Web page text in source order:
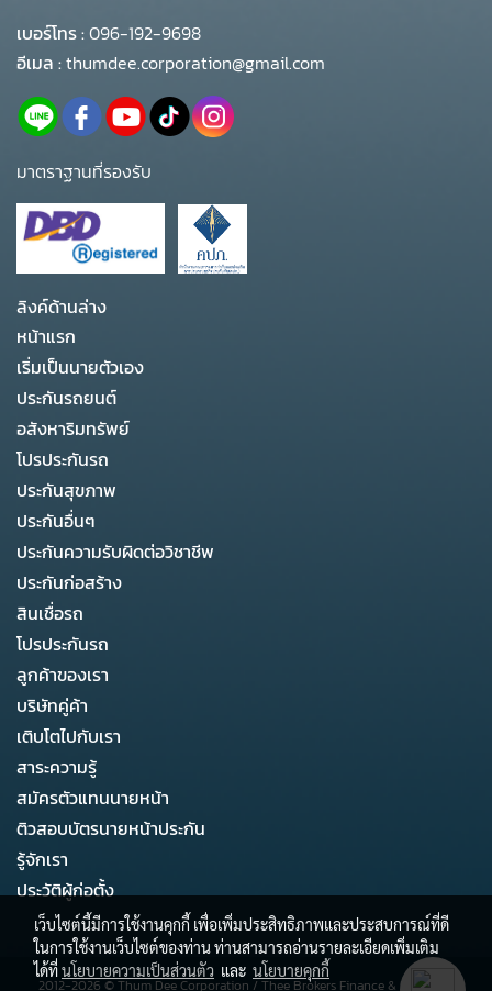
เบอร์โทร :096-192-9698
อีเมล :thumdee.corporation@gmail.com
มาตราฐานที่รองรับ
ลิงค์ด้านล่าง
หน้าแรก
เริ่มเป็นนายตัวเอง
ประกันรถยนต์
อสังหาริมทรัพย์
โปรประกันรถ
ประกันสุขภาพ
ประกันอื่นๆ
ประกันความรับผิดต่อวิชาชีพ
ประกันก่อสร้าง
สินเชื่อรถ
โปรประกันรถ
ลูกค้าของเรา
บริษัทคู่ค้า
เติบโตไปกับเรา
สาระความรู้
สมัครตัวแทนนายหน้า
ติวสอบบัตรนายหน้าประกัน
รู้จักเรา
ประวัติผู้ก่อตั้ง
2012-2026 ©Thum Dee Corporation / Thee Brokers Finance & Business
เว็บไซต์นี้มีการใช้งานคุกกี้ เพื่อเพิ่มประสิทธิภาพและประสบการณ์ที่ดี
ในการใช้งานเว็บไซต์ของท่าน ท่านสามารถอ่านรายละเอียดเพิ่มเติม
ได้ที่นโยบายความเป็นส่วนตัว และ นโยบายคุกกี้